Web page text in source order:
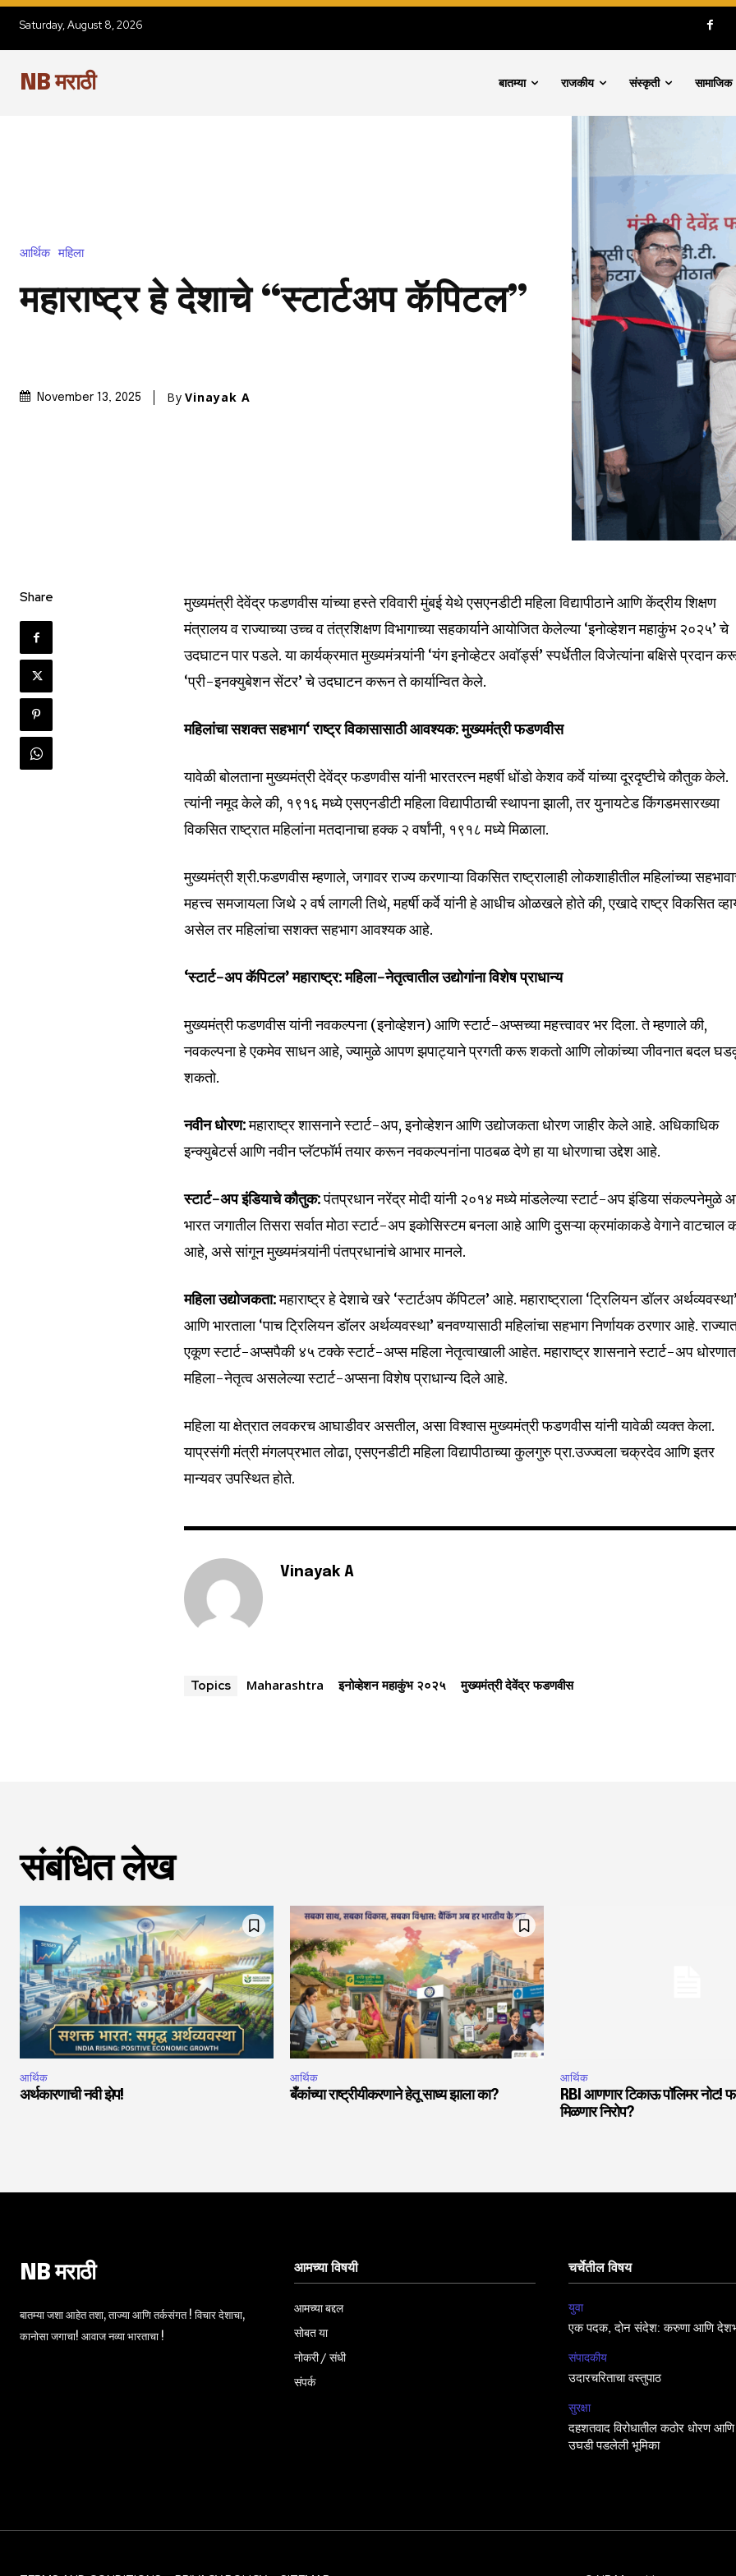
Join our community of
of the conversation.
To subscribe, simply enter your email address on our website or click
won't spam your inbox. Your information is safe with us.
Saturday, August 8, 2026
NB मराठी बातम्या राजकीय संस्कृती सामाजिक
आर्थिक महिला
महाराष्ट्र हे देशाचे “स्टार्टअप कॅपिटल”
November 13, 2025 By Vinayak A
Share
मुख्यमंत्री देवेंद्र फडणवीस यांच्या हस्ते रविवारी मुंबई येथे एसएनडीटी महिला विद्यापीठाने आणि केंद्रीय शिक्षण
मंत्रालय व राज्याच्या उच्च व तंत्रशिक्षण विभागाच्या सहकार्याने आयोजित केलेल्या ‘इनोव्हेशन महाकुंभ २०२५’ चे
उदघाटन पार पडले. या कार्यक्रमात मुख्यमंत्र्यांनी ‘यंग इनोव्हेटर अवॉर्ड्स’ स्पर्धेतील विजेत्यांना बक्षिसे प्रदान
‘प्री-इनक्युबेशन सेंटर’ चे उदघाटन करून ते कार्यान्वित केले.
महिलांचा सशक्त सहभाग‘राष्ट्र विकासासाठी आवश्यक: मुख्यमंत्री फडणवीस
यावेळी बोलताना मुख्यमंत्री देवेंद्र फडणवीस यांनी भारतरत्न महर्षी धोंडो केशव कर्वे यांच्या दूरदृष्टीचे कौतुक केले.
त्यांनी नमूद केले की, १९१६ मध्ये एसएनडीटी महिला विद्यापीठाची स्थापना झाली, तर युनायटेड किंगडमसारख्या
विकसित राष्ट्रात महिलांना मतदानाचा हक्क २ वर्षांनी, १९१८ मध्ये मिळाला.
मुख्यमंत्री श्री.फडणवीस म्हणाले, जगावर राज्य करणाऱ्या विकसित राष्ट्रालाही लोकशाहीतील महिलांच्या
महत्त्व समजायला जिथे २ वर्ष लागली तिथे, महर्षी कर्वे यांनी हे आधीच ओळखले होते की, एखादे राष्ट्र विकसित
असेल तर महिलांचा सशक्त सहभाग आवश्यक आहे.
‘स्टार्ट-अप कॅपिटल’ महाराष्ट्र: महिला-नेतृत्वातील उद्योगांना विशेष प्राधान्य
मुख्यमंत्री फडणवीस यांनी नवकल्पना (इनोव्हेशन) आणि स्टार्ट-अप्सच्या महत्त्वावर भर दिला. ते म्हणाले की,
नवकल्पना हे एकमेव साधन आहे, ज्यामुळे आपण झपाट्याने प्रगती करू शकतो आणि लोकांच्या जीवनात बदल
शकतो.
नवीन धोरण:महाराष्ट्र शासनाने स्टार्ट-अप, इनोव्हेशन आणि उद्योजकता धोरण जाहीर केले आहे. अधिकाधिक
इन्क्युबेटर्स आणि नवीन प्लॅटफॉर्म तयार करून नवकल्पनांना पाठबळ देणे हा या धोरणाचा उद्देश आहे.
स्टार्ट-अप इंडियाचे कौतुक:पंतप्रधान नरेंद्र मोदी यांनी २०१४ मध्ये मांडलेल्या स्टार्ट-अप इंडिया संकल्पनेमुळे
भारत जगातील तिसरा सर्वात मोठा स्टार्ट-अप इकोसिस्टम बनला आहे आणि दुसऱ्या क्रमांकाकडे वेगाने वाटचाल
आहे, असे सांगून मुख्यमंत्र्यांनी पंतप्रधानांचे आभार मानले.
महिला उद्योजकता:महाराष्ट्र हे देशाचे खरे ‘स्टार्टअप कॅपिटल’ आहे. महाराष्ट्राला ‘ट्रिलियन डॉलर अर्थव्यवस्था’
आणि भारताला ‘पाच ट्रिलियन डॉलर अर्थव्यवस्था’ बनवण्यासाठी महिलांचा सहभाग निर्णायक ठरणार आहे.
एकूण स्टार्ट-अप्सपैकी ४५ टक्के स्टार्ट-अप्स महिला नेतृत्वाखाली आहेत. महाराष्ट्र शासनाने स्टार्ट-अप धोरणात
महिला-नेतृत्व असलेल्या स्टार्ट-अप्सना विशेष प्राधान्य दिले आहे.
महिला या क्षेत्रात लवकरच आघाडीवर असतील, असा विश्वास मुख्यमंत्री फडणवीस यांनी यावेळी व्यक्त केला.
याप्रसंगी मंत्री मंगलप्रभात लोढा, एसएनडीटी महिला विद्यापीठाच्या कुलगुरु प्रा.उज्ज्वला चक्रदेव आणि इतर
मान्यवर उपस्थित होते.
Vinayak A
Topics Maharashtra इनोव्हेशन महाकुंभ २०२५ मुख्यमंत्री देवेंद्र फडणवीस
संबंधित लेख
आर्थिक
अर्थकारणाची नवी झेप!
आर्थिक
बँकांच्या राष्ट्रीयीकरणाने हेतू साध्य झाला का?
आर्थिक
RBI आणणार टिकाऊ पॉलिमर नोट!
मिळणार निरोप?
NB मराठी
बातम्या जशा आहेत तशा, ताज्या आणि तर्कसंगत ! विचार देशाचा,
कानोसा जगाचा! आवाज नव्या भारताचा !
आमच्या विषयी
आमच्या बद्दल
सोबत या
नोकरी / संधी
संपर्क
चर्चेतील विषय
युवा
एक पदक, दोन संदेश: करुणा आणि
संपादकीय
उदारचरिताचा वस्तुपाठ
सुरक्षा
दहशतवाद विरोधातील कठोर धोरण आणि
उघडी पडलेली भूमिका